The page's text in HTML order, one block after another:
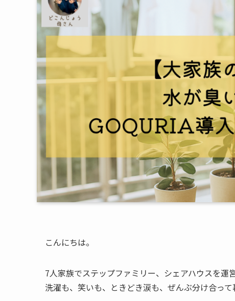
こんにちは。
7人家族でステップファミリー、シェアハウスを運営
洗濯も、笑いも、ときどき涙も、ぜんぶ分け合って